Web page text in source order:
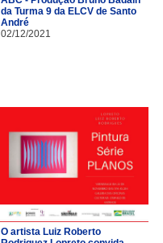
da Turma 9 da ELCV de Santo
André
02/12/2021
O artista Luiz Roberto